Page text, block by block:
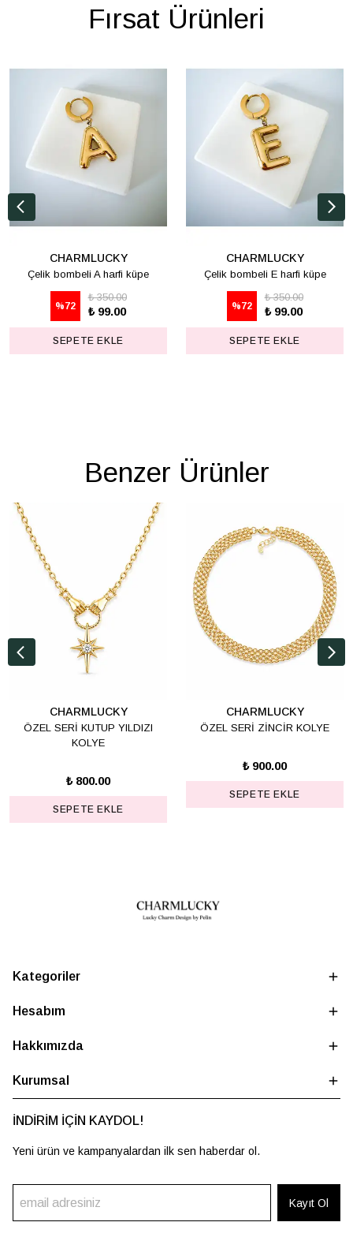
Fırsat Ürünleri
CHARMLUCKY
Çelik bombeli A harfi küpe
%72
₺ 350.00
₺ 99.00
SEPETE EKLE
CHARMLUCKY
Çelik bombeli E harfi küpe
%72
₺ 350.00
₺ 99.00
SEPETE EKLE
Benzer Ürünler
CHARMLUCKY
ÖZEL SERİ KUTUP YILDIZI
KOLYE
₺ 800.00
SEPETE EKLE
CHARMLUCKY
ÖZEL SERİ ZİNCİR KOLYE
₺ 900.00
SEPETE EKLE
Kategoriler
Hesabım
Hakkımızda
Kurumsal
İNDİRİM İÇİN KAYDOL!
Yeni ürün ve kampanyalardan ilk sen haberdar ol.
Kayıt Ol